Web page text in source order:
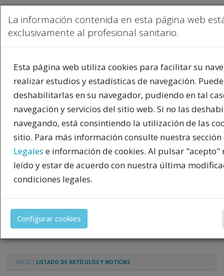
PUBLICIDAD
La información contenida en esta página web
exclusivamente al profesional sanitario.
Esta página web utiliza cookies para facilitar su
realizar estudios y estadísticas de navegación. Puede
deshabilitarlas en su navegador, pudiendo en tal
navegación y servicios del sitio web. Si no las
navegando, está consintiendo la utilización de las
sitio. Para más información consulte nuestra
Legales e información de cookies. Al pulsar "acepto"
leído y estar de acuerdo con nuestra última
condiciones legales.
Toda la información incluida en la Página Web está
productos del mercado español y, por tanto,
profesionales sanitarios legalmente facultados
dispensar medicamentos con ejercicio profesional.
técnica de los fármacos se facilita a título
siendo responsabilidad de los profesionales
Configurar cookies
INICIO | LISTADO DE ARTÍCULOS Y NOTICIAS